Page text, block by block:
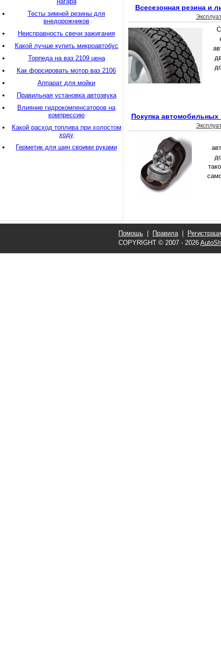
Всесезонная резина и
Покупка
Тесты зимней резины для
внедорожников
Неисправность свечи зажигания
Какой лучше купить микроавтобус
Торпеда на ваз 2109 цена
Как форсировать мотор ваз 2106
Аппарат для мойки
Правильная установка автозвука
Влияние гидрокомпенсаторов на
компрессию
Какой расход топлива при холостом
ходу
Герметик для шин своими руками
Помощь Правила|
COPYRIGHT © 2007 - 2026